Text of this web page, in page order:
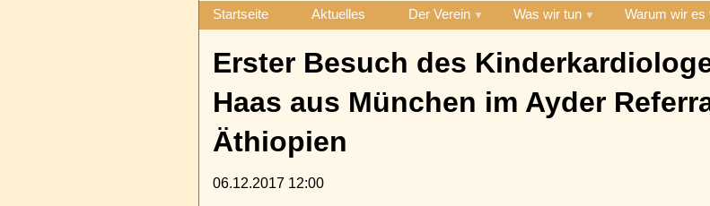
Navigation
überspringen
Startseite Aktuelles Der Verein Was wir tun Warum wir es
Erster Besuch des
Haas aus München im Ayder
Äthiopien
06.12.2017 12:00